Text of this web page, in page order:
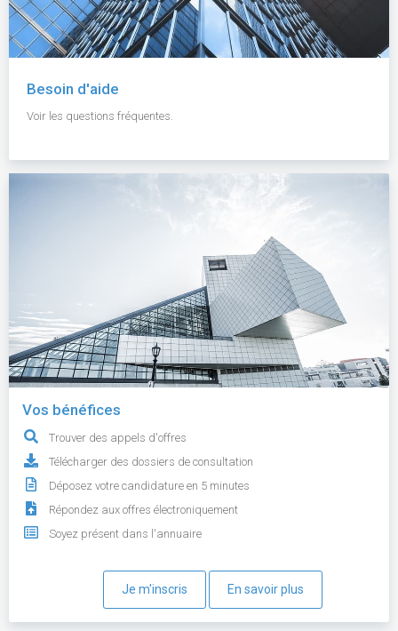
Besoin d'aide
Voir les questions fréquentes.
Vos bénéfices
Trouver des appels d'offres
Télécharger des dossiers de consultation
Déposez votre candidature en 5 minutes
Répondez aux offres électroniquement
Soyez présent dans l'annuaire
Je m'inscris En savoir plus